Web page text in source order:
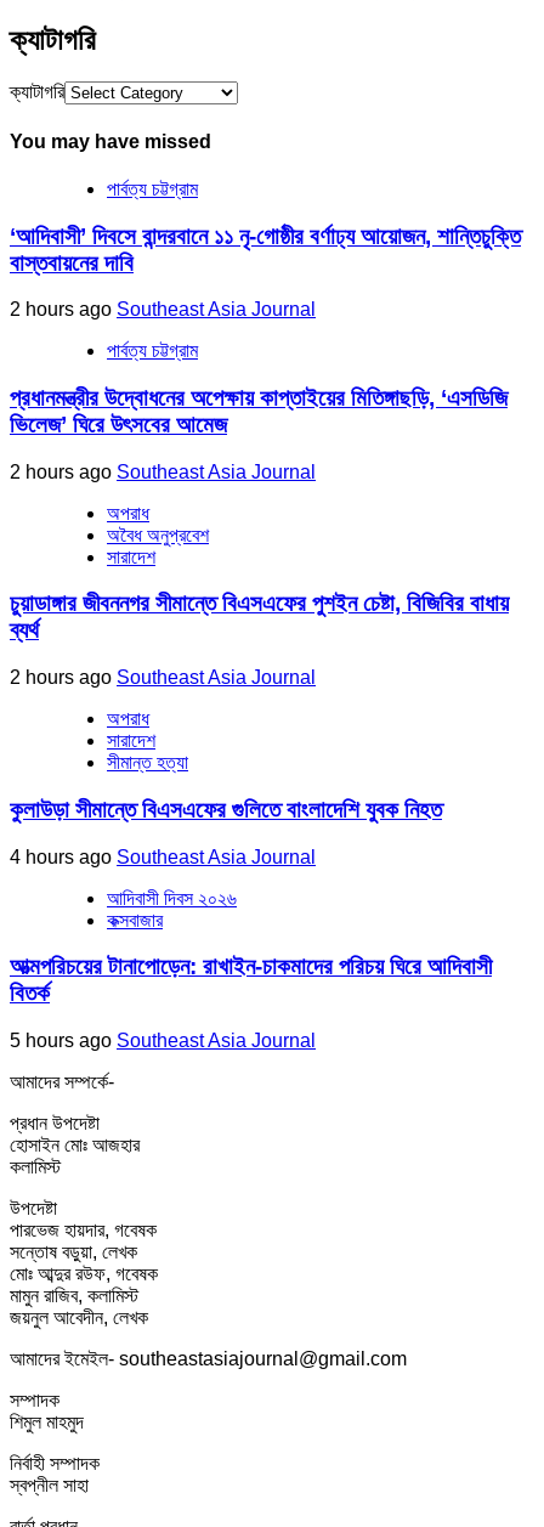
ক্যাটাগরি
ক্যাটাগরি
You may have missed
পার্বত্য চট্টগ্রাম
‘আদিবাসী’ দিবসে বান্দরবানে ১১ নৃ-গোষ্ঠীর বর্ণাঢ্য আয়োজন, শান্তিচুক্তি
বাস্তবায়নের দাবি
2 hours ago Southeast Asia Journal
পার্বত্য চট্টগ্রাম
প্রধানমন্ত্রীর উদ্বোধনের অপেক্ষায় কাপ্তাইয়ের মিতিঙ্গাছড়ি, ‘এসডিজি
ভিলেজ’ ঘিরে উৎসবের আমেজ
2 hours ago Southeast Asia Journal
অপরাধ
অবৈধ অনুপ্রবেশ
সারাদেশ
চুয়াডাঙ্গার জীবননগর সীমান্তে বিএসএফের পুশইন চেষ্টা, বিজিবির বাধায়
ব্যর্থ
2 hours ago Southeast Asia Journal
অপরাধ
সারাদেশ
সীমান্ত হত্যা
কুলাউড়া সীমান্তে বিএসএফের গুলিতে বাংলাদেশি যুবক নিহত
4 hours ago Southeast Asia Journal
আদিবাসী দিবস ২০২৬
কক্সবাজার
আত্মপরিচয়ের টানাপোড়েন: রাখাইন-চাকমাদের পরিচয় ঘিরে আদিবাসী
বিতর্ক
5 hours ago Southeast Asia Journal
আমাদের সম্পর্কে-
প্রধান উপদেষ্টা
হোসাইন মোঃ আজহার
কলামিস্ট
উপদেষ্টা
পারভেজ হায়দার, গবেষক
সন্তোষ বড়ুয়া, লেখক
মোঃ আব্দুর রউফ, গবেষক
মামুন রাজিব, কলামিস্ট
জয়নুল আবেদীন, লেখক
আমাদের ইমেইল- southeastasiajournal@gmail.com
সম্পাদক
শিমুল মাহমুদ
নির্বাহী সম্পাদক
স্বপ্নীল সাহা